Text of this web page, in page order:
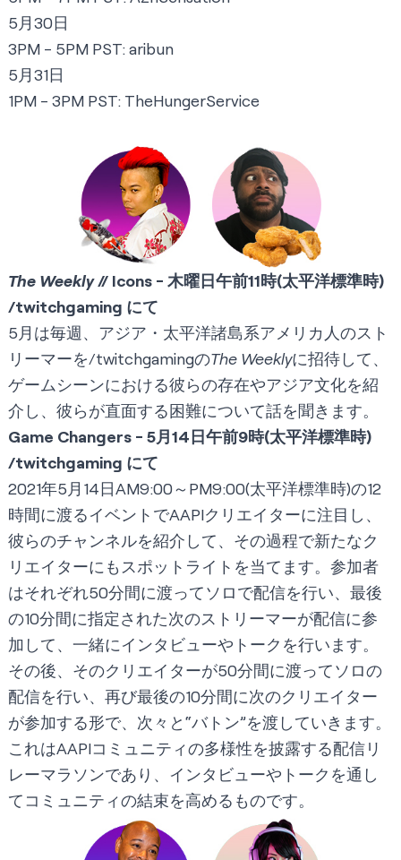
5月30日
3PM - 5PM PST:aribun
5月31日
1PM - 3PM PST: TheHungerService
The Weekly// Icons - 木曜日午前11時(太平洋標準時)
/twitchgaming にて
5月は毎週、アジア・太平洋諸島系アメリカ人のスト
リーマーを/twitchgamingのThe Weeklyに招待して、
ゲームシーンにおける彼らの存在やアジア文化を紹
介し、彼らが直面する困難について話を聞きます。
Game Changers - 5月14日午前9時(太平洋標準時)
/twitchgaming にて
2021年5月14日AM9:00～PM9:00(太平洋標準時)の12
時間に渡るイベントでAAPIクリエイターに注目し、
彼らのチャンネルを紹介して、その過程で新たなク
リエイターにもスポットライトを当てます。参加者
はそれぞれ50分間に渡ってソロで配信を行い、最後
の10分間に指定された次のストリーマーが配信に参
加して、一緒にインタビューやトークを行います。
その後、そのクリエイターが50分間に渡ってソロの
配信を行い、再び最後の10分間に次のクリエイター
が参加する形で、次々と“バトン”を渡していきます。
これはAAPIコミュニティの多様性を披露する配信リ
レーマラソンであり、インタビューやトークを通し
てコミュニティの結束を高めるものです。